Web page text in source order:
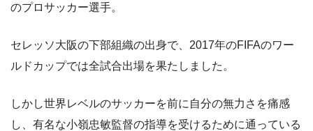
のプロサッカー選手。
セレッソ大阪の下部組織の出身で、2017年のFIFAのワー
ルドカップでは全試合出場を果たしました。
しかし世界レベルのサッカーを前に自分の無力さを痛感
し、有名な小嶺忠敏監督の指導を受けるために通っている